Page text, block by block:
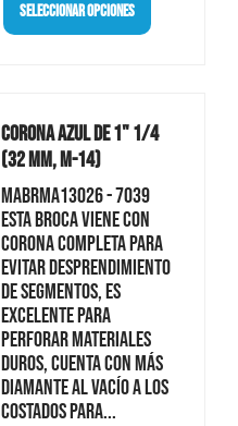
Seleccionar Opciones
Corona Azul De 1" 1/4
(32 Mm, M-14)
MABRMA13026 - 7039
Esta broca viene con
corona completa para
evitar desprendimiento
de segmentos, es
excelente para
perforar materiales
duros, cuenta con más
diamante al vacío a los
costados para...